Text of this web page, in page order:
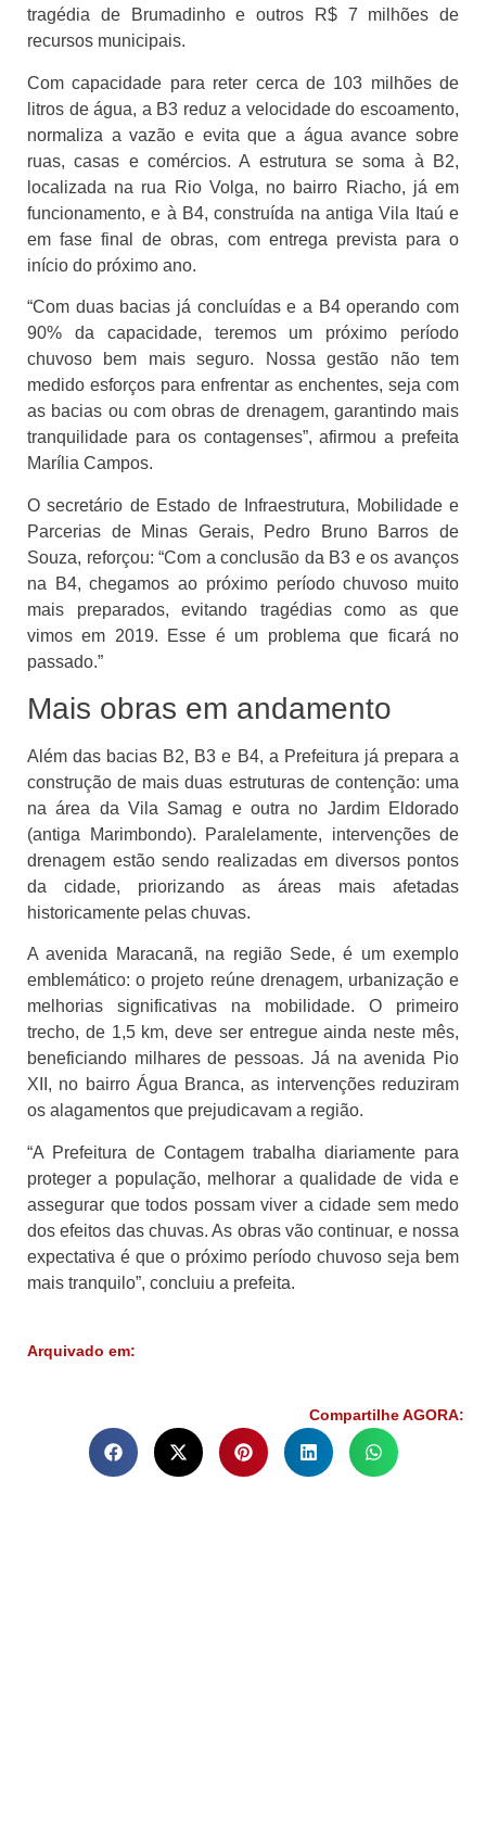
tragédia de Brumadinho e outros R$ 7 milhões de
recursos municipais.
Com capacidade para reter cerca de 103 milhões de
litros de água, a B3 reduz a velocidade do escoamento,
normaliza a vazão e evita que a água avance sobre
ruas, casas e comércios. A estrutura se soma à B2,
localizada na rua Rio Volga, no bairro Riacho, já em
funcionamento, e à B4, construída na antiga Vila Itaú e
em fase final de obras, com entrega prevista para o
início do próximo ano.
“Com duas bacias já concluídas e a B4 operando com
90% da capacidade, teremos um próximo período
chuvoso bem mais seguro. Nossa gestão não tem
medido esforços para enfrentar as enchentes, seja com
as bacias ou com obras de drenagem, garantindo mais
tranquilidade para os contagenses”, afirmou a prefeita
Marília Campos.
O secretário de Estado de Infraestrutura, Mobilidade e
Parcerias de Minas Gerais, Pedro Bruno Barros de
Souza, reforçou: “Com a conclusão da B3 e os avanços
na B4, chegamos ao próximo período chuvoso muito
mais preparados, evitando tragédias como as que
vimos em 2019. Esse é um problema que ficará no
passado.”
Mais obras em andamento
Além das bacias B2, B3 e B4, a Prefeitura já prepara a
construção de mais duas estruturas de contenção: uma
na área da Vila Samag e outra no Jardim Eldorado
(antiga Marimbondo). Paralelamente, intervenções de
drenagem estão sendo realizadas em diversos pontos
da cidade, priorizando as áreas mais afetadas
historicamente pelas chuvas.
A avenida Maracanã, na região Sede, é um exemplo
emblemático: o projeto reúne drenagem, urbanização e
melhorias significativas na mobilidade. O primeiro
trecho, de 1,5 km, deve ser entregue ainda neste mês,
beneficiando milhares de pessoas. Já na avenida Pio
XII, no bairro Água Branca, as intervenções reduziram
os alagamentos que prejudicavam a região.
“A Prefeitura de Contagem trabalha diariamente para
proteger a população, melhorar a qualidade de vida e
assegurar que todos possam viver a cidade sem medo
dos efeitos das chuvas. As obras vão continuar, e nossa
expectativa é que o próximo período chuvoso seja bem
mais tranquilo”, concluiu a prefeita.
Arquivado em:
Compartilhe AGORA: